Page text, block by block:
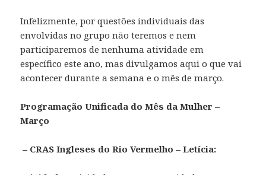
Infelizmente, por questões individuais das
envolvidas no grupo não teremos e nem
participaremos de nenhuma atividade em
específico este ano, mas divulgamos aqui o que vai
acontecer durante a semana e o mês de março.
Programação Unificada do Mês da Mulher –
Março
– CRAS Ingleses do Rio Vermelho – Letícia: